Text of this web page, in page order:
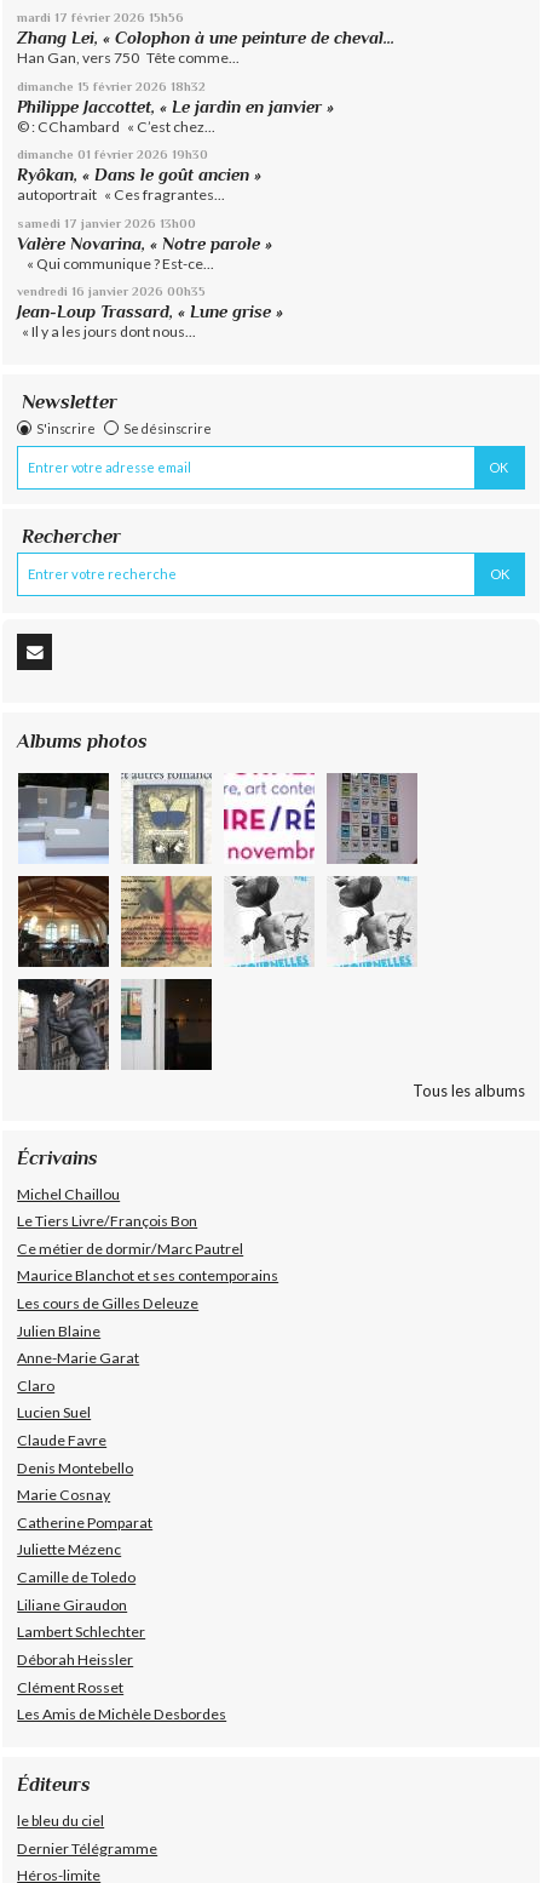
mardi 17 février 2026 15h56
Zhang Lei, « Colophon à une peinture de cheval...
Han Gan, vers 750 Tête comme...
dimanche 15 février 2026 18h32
Philippe Jaccottet, « Le jardin en janvier »
© : CChambard « C’est chez...
dimanche 01 février 2026 19h30
Ryôkan, « Dans le goût ancien »
autoportrait « Ces fragrantes...
samedi 17 janvier 2026 13h00
Valère Novarina, « Notre parole »
« Qui communique ? Est-ce...
vendredi 16 janvier 2026 00h35
Jean-Loup Trassard, « Lune grise »
« Il y a les jours dont nous...
Newsletter
S'inscrire Se désinscrire
Rechercher
Albums photos
Tous les albums
Écrivains
Michel Chaillou
Le Tiers Livre/François Bon
Ce métier de dormir/Marc Pautrel
Maurice Blanchot et ses contemporains
Les cours de Gilles Deleuze
Julien Blaine
Anne-Marie Garat
Claro
Lucien Suel
Claude Favre
Denis Montebello
Marie Cosnay
Catherine Pomparat
Juliette Mézenc
Camille de Toledo
Liliane Giraudon
Lambert Schlechter
Déborah Heissler
Clément Rosset
Les Amis de Michèle Desbordes
Éditeurs
le bleu du ciel
Dernier Télégramme
Héros-limite